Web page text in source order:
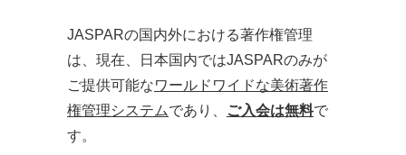
JASPARの国内外における著作権管理
は、現在、日本国内ではJASPARのみが
ご提供可能なワールドワイドな美術著作
権管理システムであり、 ご入会は無料で
す。